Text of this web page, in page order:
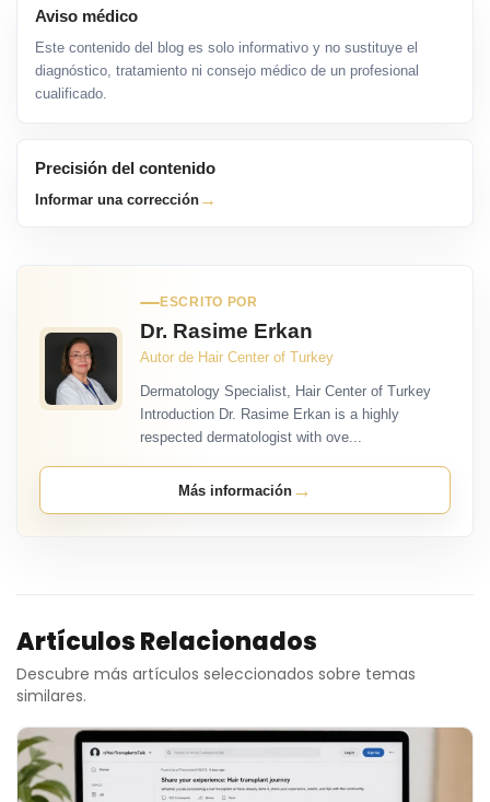
Aviso médico
Este contenido del blog es solo informativo y no sustituye el
diagnóstico, tratamiento ni consejo médico de un profesional
cualificado.
Precisión del contenido
Informar una corrección →
ESCRITO POR
Dr. Rasime Erkan
Autor de Hair Center of Turkey
Dermatology Specialist, Hair Center of Turkey
Introduction Dr. Rasime Erkan is a highly
respected dermatologist with ove...
Más información →
Artículos Relacionados
Descubre más artículos seleccionados sobre temas
similares.